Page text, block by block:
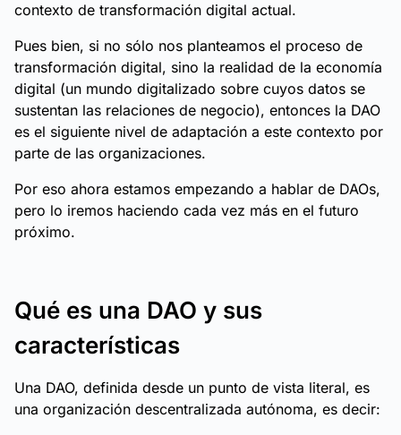
contexto de transformación digital actual.
Pues bien, si no sólo nos planteamos el proceso de
transformación digital, sino la realidad de la economía
digital (un mundo digitalizado sobre cuyos datos se
sustentan las relaciones de negocio), entonces la DAO
es el siguiente nivel de adaptación a este contexto por
parte de las organizaciones.
Por eso ahora estamos empezando a hablar de DAOs,
pero lo iremos haciendo cada vez más en el futuro
próximo.
Qué es una DAO y sus
características
Una DAO, definida desde un punto de vista literal, es
una organización descentralizada autónoma, es decir: